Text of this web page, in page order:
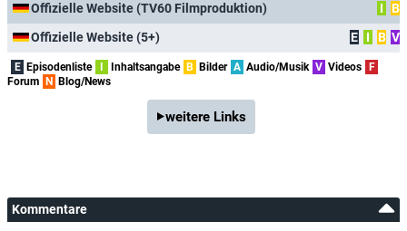
Offizielle Website (TV60 Filmproduktion)
I
B
Offizielle Website (5+)
E I B V
E Episodenliste Inhaltsangabe B Bilder A Audio/Musik V Videos
F
Forum
N Blog/News
weitere Links
Kommentare